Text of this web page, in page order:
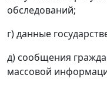
обследований;
г) данные
д) сообщения
массовой